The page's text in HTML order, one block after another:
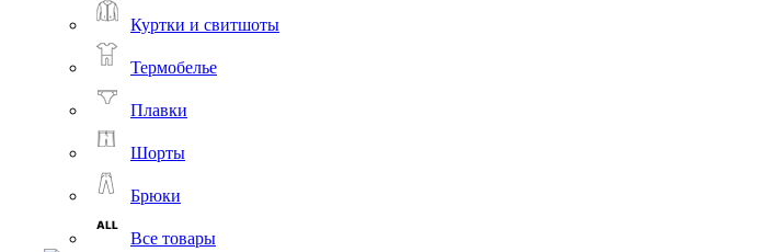
Куртки и свитшоты
Термобелье
Плавки
Шорты
Брюки
Все товары